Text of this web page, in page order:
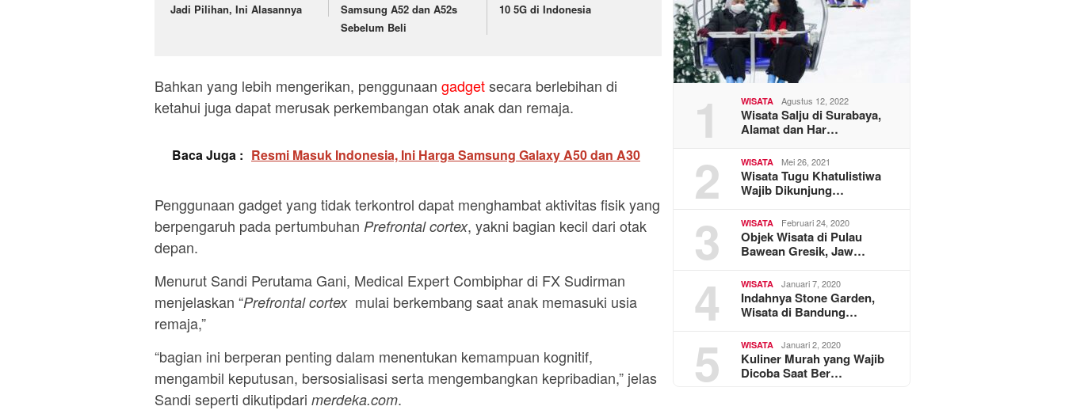
Jadi Pilihan, Ini Alasannya
Samsung A52 dan A52s
Sebelum Beli
10 5G di Indonesia
Bahkan yang lebih mengerikan, penggunaan gadgetsecara berlebihan di
ketahui juga dapat merusak perkembangan otak anak dan remaja.
Baca Juga : Resmi Masuk Indonesia, Ini Harga Samsung Galaxy A50 dan A30
Penggunaan gadget yang tidak terkontrol dapat menghambat aktivitas fisik yang
berpengaruh pada pertumbuhan Prefrontal cortex, yakni bagian kecil dari otak
depan.
Menurut Sandi Perutama Gani, Medical Expert Combiphar di FX Sudirman
menjelaskan “Prefrontal cortex mulai berkembang saat anak memasuki usia
remaja,”
“bagian ini berperan penting dalam menentukan kemampuan kognitif,
mengambil keputusan, bersosialisasi serta mengembangkan kepribadian,” jelas
Sandi seperti dikutipdari merdeka.com.
1 WISATA Agustus 12, 2022
Wisata Salju di Surabaya,
Alamat dan Har…
2 WISATA Mei 26, 2021
Wisata Tugu Khatulistiwa
Wajib Dikunjung…
3 WISATA Februari 24, 2020
Objek Wisata di Pulau
Bawean Gresik, Jaw…
4 WISATA Januari 7, 2020
Indahnya Stone Garden,
Wisata di Bandung…
5 WISATA Januari 2, 2020
Kuliner Murah yang Wajib
Dicoba Saat Ber…